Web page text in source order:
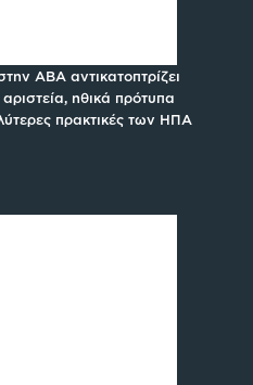
ABA αντικατοπτρίζει
ηθικά πρότυπα
πρακτικές των ΗΠΑ